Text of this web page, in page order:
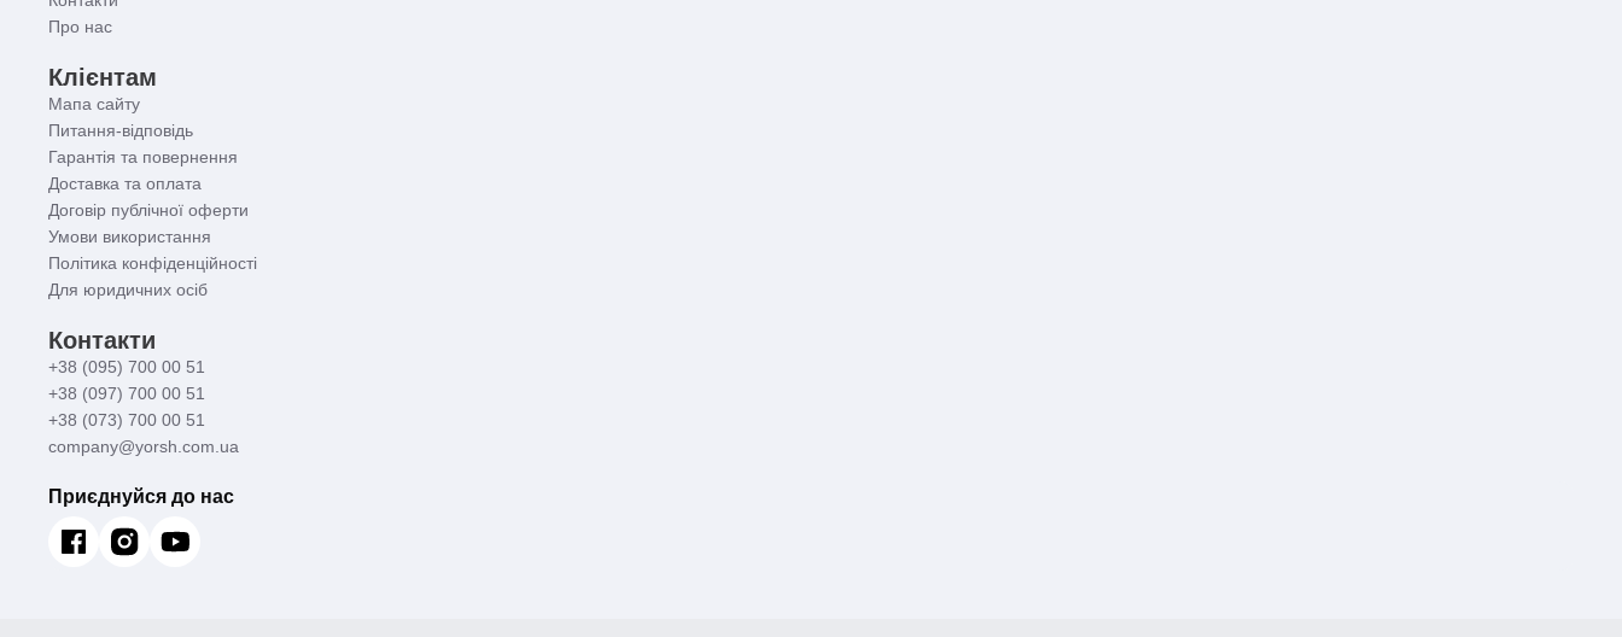
Про нас
Клієнтам
Мапа сайту
Питання-відповідь
Гарантія та повернення
Доставка та оплата
Договір публічної оферти
Умови використання
Політика конфіденційності
Для юридичних осіб
Контакти
+38 (095) 700 00 51
+38 (097) 700 00 51
+38 (073) 700 00 51
company@yorsh.com.ua
Приєднуйся до нас